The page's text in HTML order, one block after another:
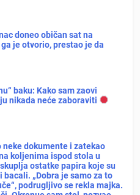
doneo običan sat na
je otvorio, prestao je da
baku: Kako sam zaovi
nikada neće zaboraviti
neke dokumente i zatekao
koljenima ispod stola u
ostatke papira koje su
„Dobra je samo za to
podrugljivo se rekla majka.